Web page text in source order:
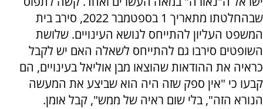
שבהחלטתו מתאריך 1 בספטמבר 2022, סירב בית
המשפט העליון להתייחס לנושא העינויים. שלושת
השופטים סירבו גם להתייחס לשאלה האם יש לקבל
כראיה את ההודאות שהוצאו מבן אוליאל בעינויים, הם
קבעו כי "אין ספק שזה היה הוא שביצע את המעשה
הנורא הזה", בלי שום ראיה של ממש", קבל אומן.